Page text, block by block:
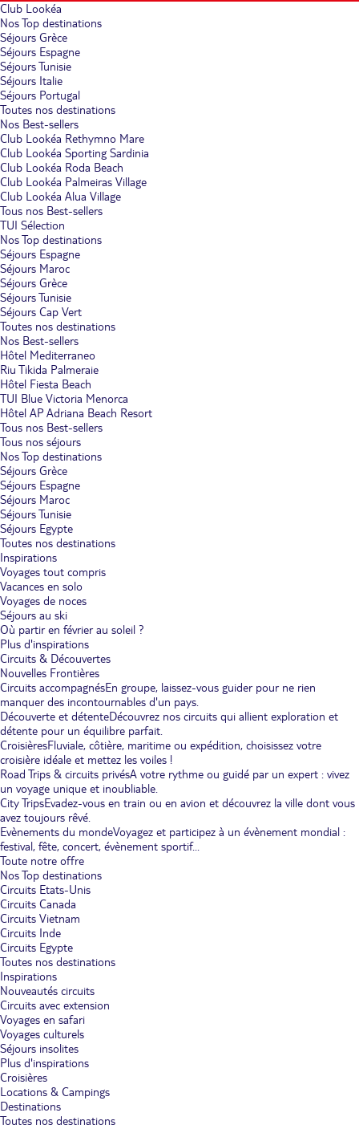
Club Lookéa
Nos Top destinations
Séjours Grèce
Séjours Espagne
Séjours Tunisie
Séjours Italie
Séjours Portugal
Toutes nos destinations
Nos Best-sellers
Club Lookéa Rethymno Mare
Club Lookéa Sporting Sardinia
Club Lookéa Roda Beach
Club Lookéa Palmeiras Village
Club Lookéa Alua Village
Tous nos Best-sellers
TUI Sélection
Nos Top destinations
Séjours Espagne
Séjours Maroc
Séjours Grèce
Séjours Tunisie
Séjours Cap Vert
Toutes nos destinations
Nos Best-sellers
Hôtel Mediterraneo
Riu Tikida Palmeraie
Hôtel Fiesta Beach
TUI Blue Victoria Menorca
Hôtel AP Adriana Beach Resort
Tous nos Best-sellers
Tous nos séjours
Nos Top destinations
Séjours Grèce
Séjours Espagne
Séjours Maroc
Séjours Tunisie
Séjours Egypte
Toutes nos destinations
Inspirations
Voyages tout compris
Vacances en solo
Voyages de noces
Séjours au ski
Où partir en février au soleil ?
Plus d'inspirations
Circuits & Découvertes
Nouvelles Frontières
Circuits accompagnésEn groupe, laissez-vous guider pour ne rien
manquer des incontournables d'un pays.
Découverte et détenteDécouvrez nos circuits qui allient exploration et
détente pour un équilibre parfait.
CroisièresFluviale, côtière, maritime ou expédition, choisissez votre
croisière idéale et mettez les voiles !
Road Trips & circuits privésA votre rythme ou guidé par un expert : vivez
un voyage unique et inoubliable.
City TripsEvadez-vous en train ou en avion et découvrez la ville dont vous
avez toujours rêvé.
Evènements du mondeVoyagez et participez à un évènement mondial :
festival, fête, concert, évènement sportif...
Toute notre offre
Nos Top destinations
Circuits Etats-Unis
Circuits Canada
Circuits Vietnam
Circuits Inde
Circuits Egypte
Toutes nos destinations
Inspirations
Nouveautés circuits
Circuits avec extension
Voyages en safari
Voyages culturels
Séjours insolites
Plus d'inspirations
Croisières
Locations & Campings
Destinations
Toutes nos destinations